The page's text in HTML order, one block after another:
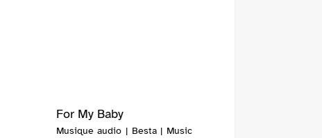
For My Baby
Musique audio | Besta | Music